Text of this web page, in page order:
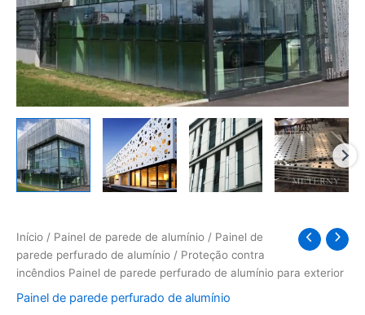
Início / Painel de parede de alumínio / Painel de
parede perfurado de alumínio / Proteção contra
incêndios Painel de parede perfurado de alumínio para exterior
Painel de parede perfurado de alumínio